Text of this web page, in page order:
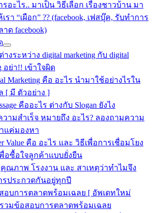
รอะไร.. มาเป็น วิธีเลือก เรื่องชาวบ้าน มา
เรา “เผือก” ?? (facebook, เฟสบุ๊ค, รับทำการ
าด facebook)
งระหว่าง digital marketing กับ digital
อย่า!! เข้าใจผิด
Marketing คือ อะไร นำมาใช้อย่างไรใน
[ มี ตัวอย่าง ]
คืออะไร ต่างกับ Slogan ยังไง
ามสําเร็จ หมายถึง อะไร? ลองถามความ
แค่มองหา
Value คือ อะไร และ วิธีเพื่อการเชื่อมโยง
อซื้อใจลูกค้าแบบยั่งยืน
ณภาพ โรงงาน และ สาเหตุว่าทำไมจึง
รประกวดกันอยู่ทุกปี
อบการตลาดพร้อมเฉลย [ อัพเดทใหม่
วมข้อสอบการตลาดพร้อมเฉลย